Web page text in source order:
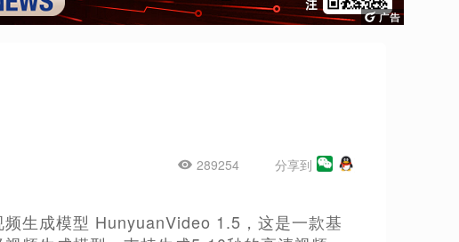
289254 分享到
生成模型 HunyuanVideo 1.5，这是一款基